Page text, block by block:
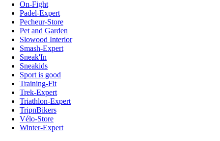
On-Fight
Padel-Expert
Pecheur-Store
Pet and Garden
Slowood Interior
Smash-Expert
Sneak'In
Sneakids
Sport is good
Training-Fit
Trek-Expert
Triathlon-Expert
TripnBikers
Vélo-Store
Winter-Expert